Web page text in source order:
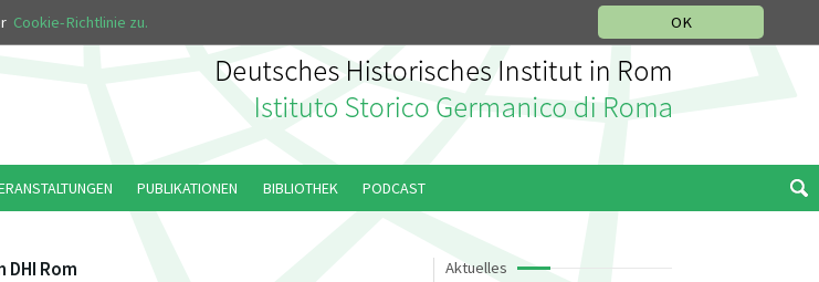
OK
Cookie-Richtlinie zu. MUSIKGESCHICHTLICHE ABTEILUNG
Aktuelles
Rom
PUBLIKATIONEN BIBLIOTHEK PODCAST